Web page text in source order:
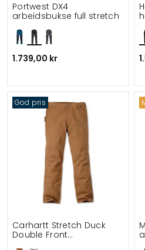
Portwest DX4
arbeidsbukse full stretch
1.739,00 kr
God pris
Carhartt Stretch Duck
Double Front